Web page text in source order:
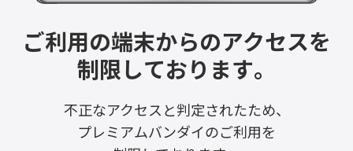
ご利用の端末からのアクセスを
制限しております。
不正なアクセスと判定されたため、
プレミアムバンダイのご利用を